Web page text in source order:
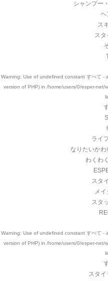
シャンプー
ヘ
ス
ス
Warning: Use of undefined constant すべて -
version of PHP) in /home/users/0/esper-net/
ライ
なりたいか
わくわ
スタ
メイ
スタ
Warning: Use of undefined constant すべて -
version of PHP) in /home/users/0/esper-net/
スタ